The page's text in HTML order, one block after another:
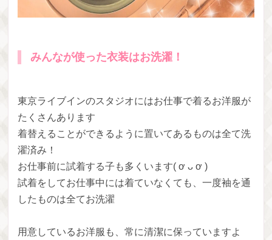
みんなが使った衣装はお洗濯！
東京ライブインのスタジオにはお仕事で着るお洋服が
たくさんあります
着替えることができるように置いてあるものは全て洗
濯済み！
お仕事前に試着する子も多くいます( ơ ᴗ ơ )
試着をしてお仕事中には着ていなくても、一度袖を通
したものは全てお洗濯
用意しているお洋服も、常に清潔に保っていますよ